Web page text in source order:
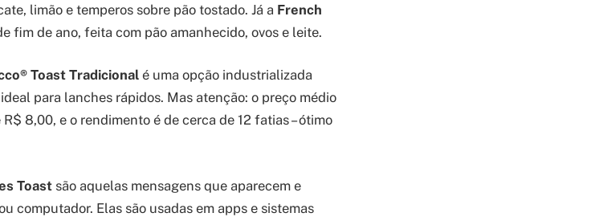
limão e temperos sobre pão tostado. Já a French
fim de ano, feita com pão amanhecido, ovos e leite.
Toast Tradicionalé uma opção industrializada
para lanches rápidos. Mas atenção: o preço médio
8,00, e o rendimento é de cerca de 12 fatias – ótimo
Toast são aquelas mensagens que aparecem e
computador. Elas são usadas em apps e sistemas